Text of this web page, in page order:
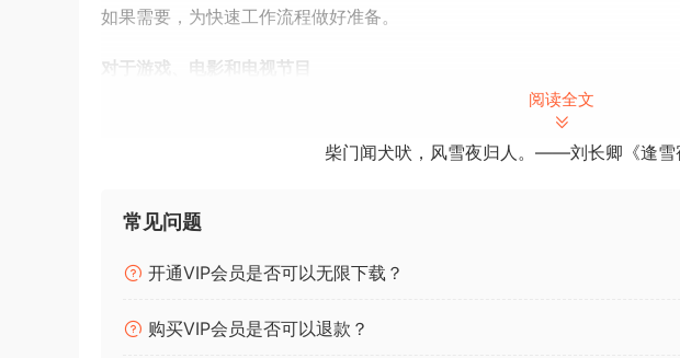
如果需要，为快速工作流程做好准备。
对于游戏、电影和电视节目
该库仍然具有足够的通用性，可用于强调场景或时刻，或支持您自己的创
DESIGNED CINEMATIC IMPACT SOUNDS
即可用的效果器。只需拖放这些元素即可为您的项目添加影响;无需进一步编
绰绰有余的打击、冲突和猛击
凭借近 2 GB 的设计影响，包含 110 个文件和 440 种声音，其中包含的冲
我们的方法以捕捉真实、扎实的声音并通过创新的处理技术对其进行塑造
阅读全文
柴门闻犬吠，风雪夜归人。——刘长卿《逢雪
常见问题
开通VIP会员是否可以无限下载？
购买VIP会员是否可以退款？